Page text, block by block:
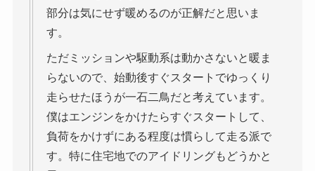
部分は気にせず暖めるのが正解だと思いま
す。
ただミッションや駆動系は動かさないと暖ま
らないので、始動後すぐスタートでゆっくり
走らせたほうが一石二鳥だと考えています。
僕はエンジンをかけたらすぐスタートして、
負荷をかけずにある程度は慣らして走る派で
す。特に住宅地でのアイドリングもどうかと